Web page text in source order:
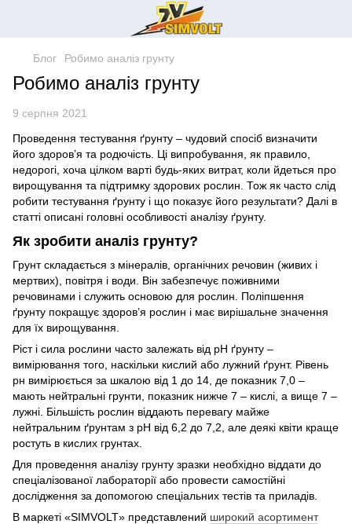
Блог Робимо аналіз грунту
Робимо аналіз грунту
9 серпня 2021
Проведення тестування ґрунту – чудовий спосіб визначити
його здоров’я та родючість. Ці випробування, як правило,
недорогі, хоча цілком варті будь-яких витрат, коли йдеться про
вирощування та підтримку здорових рослин. Тож як часто слід
робити тестування ґрунту і що показує його результати? Далі в
статті описані головні особливості аналізу ґрунту.
Як зробити аналіз грунту?
Грунт складається з мінералів, органічних речовин (живих і
мертвих), повітря і води. Він забезпечує поживними
речовинами і служить основою для рослин. Поліпшення
ґрунту покращує здоров’я рослин і має вирішальне значення
для їх вирощування.
Ріст і сила рослини часто залежать від рН ґрунту –
вимірювання того, наскільки кислий або лужний ґрунт. Рівень
рн вимірюється за шкалою від 1 до 14, де показник 7,0 –
мають нейтральні грунти, показник нижче 7 – кислі, а вище 7 –
лужні. Більшість рослин віддають перевагу майже
нейтральним ґрунтам з рН від 6,2 до 7,2, але деякі квіти краще
ростуть в кислих грунтах.
Для проведення аналізу грунту зразки необхідно віддати до
спеціалізованої лабораторії або провести самостійні
дослідження за допомогою спеціальних тестів та приладів.
В маркеті «SIMVOLT» представлений широкий асортимент